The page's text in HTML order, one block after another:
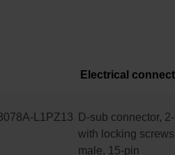
Electrical
L1PZ13
D-sub connector,
with locking
male, 15-pin